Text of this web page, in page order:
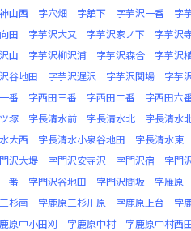
山西 字穴畑 字舘下 字芋沢一番 字
田 字芋沢大又 字芋沢家ノ下 字芋沢
山 字芋沢柳沢浦 字芋沢森合 字芋沢
谷地田 字芋沢遅沢 字芋沢関場 字芋
番 字西田三番 字西田二番 字西田六
塚 字長清水前 字長清水北 字長清水
大西 字長清水小泉谷地田 字長清水東
沢大堤 字門沢安寺沢 字門沢宿 字門
番 字門沢谷地田 字門沢間坂 字雁原
杉南 字鹿原三杉川原 字鹿原上台 字
原中小田刈 字鹿原中村 字鹿原中村西